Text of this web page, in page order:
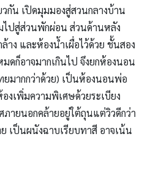
กัน เปิดมุมมองสู่สวนกลางบ้าน
ไปสู่ส่วนพักผ่อน ส่วนด้านหลัง
ง และห้องน้ำเผื่อไว้ด้วย ชั้นสอง
ก็อาจมากเกินไป จึงยกห้องนอน
ยมากกว่าด้วย) เป็นห้องนอนพ่อ
เพิ่มความพิเศษด้วยระเบียง
ายนอกคล้ายอยู่ใต้ถุนแต่วิวดีกว่า
เป็นผนังฉาบเรียบทาสี อาจเน้น